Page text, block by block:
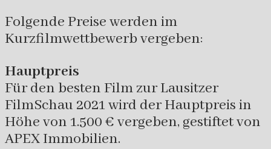
Folgende Preise werden im
Kurzfilmwettbewerb vergeben:
Hauptpreis
Für den besten Film zur Lausitzer
FilmSchau 2021 wird der Hauptpreis in
Höhe von 1.500 € vergeben, gestiftet von
APEX Immobilien.